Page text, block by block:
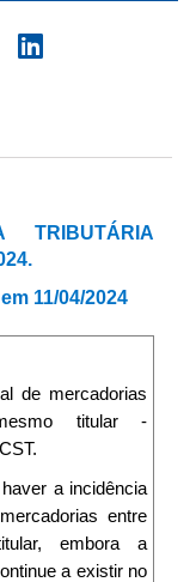
TRIBUTÁRIA
11/04/2024
de mercadorias
titular -
a incidência
entre
embora a
a existir no